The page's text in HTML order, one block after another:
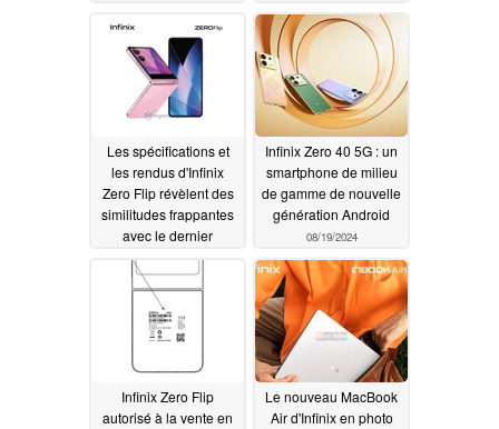
09/29/2024
Les spécifications et
les rendus d'Infinix
Zero Flip révèlent des
similitudes frappantes
avec le dernier
téléphone à clapet de
Tecno09/23/2024
Infinix Zero 40 5G : un
smartphone de milieu
de gamme de nouvelle
génération Android
08/19/2024
Infinix Zero Flip
autorisé à la vente en
Le nouveau MacBook
Air d'Infinix en photo